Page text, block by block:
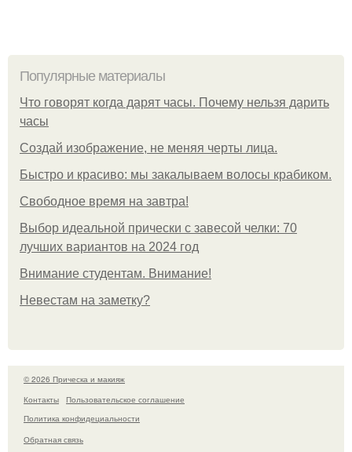
Популярные материалы
Что говорят когда дарят часы. Почему нельзя дарить
часы
Создай изображение, не меняя черты лица.
Быстро и красиво: мы закалываем волосы крабиком.
Свободное время на завтра!
Выбор идеальной прически с завесой челки: 70
лучших вариантов на 2024 год
Внимание студентам. Внимание!
Невестам на заметку?
© 2026 Прическа и макияж
Контакты
Пользовательское соглашение
Политика конфидециальности
Обратная связь